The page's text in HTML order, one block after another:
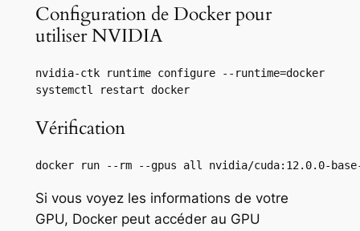
Configuration de Docker pour
utiliser NVIDIA
nvidia-ctk runtime configure --runtime=docker
systemctl restart docker
Vérification
docker run --rm --gpus all nvidia/cuda:12.0.0-
Si vous voyez les informations de votre
GPU, Docker peut accéder au GPU